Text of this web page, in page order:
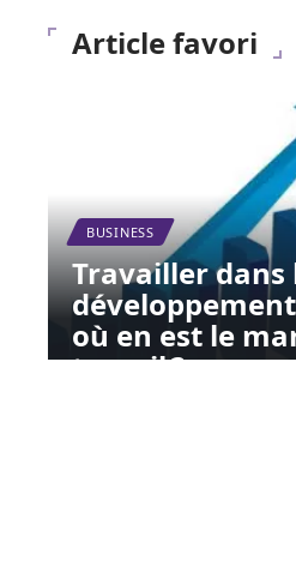
Article favori
BUSINESS
Travailler dans
où en est le
travail ?